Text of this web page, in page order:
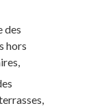
des
hors